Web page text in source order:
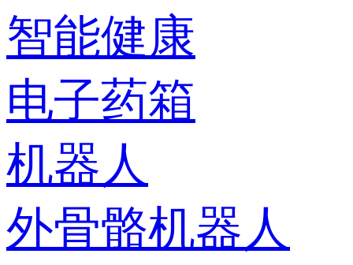
智能健康
电子药箱
机器人
外骨骼机器人